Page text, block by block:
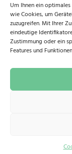
Um Ihnen ein
wie Cookies, um
zuzugreifen. Mit Ihrer
eindeutige
Zustimmung oder ein
Features und